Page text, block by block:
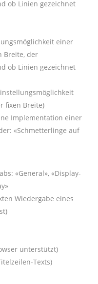
ob Linien gezeichnet
einer
Breite, der
ob Linien gezeichnet
fixen Breite)
Implementation einer
«Schmetterlinge auf
«General», «Display-
Wiedergabe eines
unterstützt)
Texts)